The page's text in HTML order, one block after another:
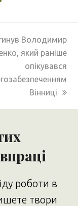
Володимир
який раніше
опікувався
Вінниці
роботи в
твори